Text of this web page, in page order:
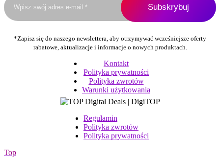
*Zapisz się do naszego newslettera, aby otrzymywać wcześniejsze oferty
rabatowe, aktualizacje i informacje o nowych produktach.
Kontakt
Polityka prywatności
Polityka zwrotów
Warunki użytkowania
Regulamin
Polityka zwrotów
Polityka prywatności
Top